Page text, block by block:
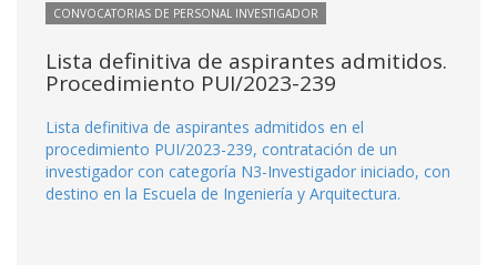
CONVOCATORIAS DE PERSONAL INVESTIGADOR
Lista definitiva de aspirantes admitidos.
Procedimiento PUI/2023-239
Lista definitiva de aspirantes admitidos en el
procedimiento PUI/2023-239, contratación de un
investigador con categoría N3-Investigador iniciado, con
destino en la Escuela de Ingeniería y Arquitectura.